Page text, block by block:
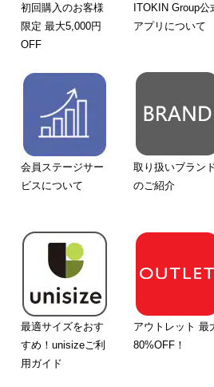
初回購入のお客様
限定 最大5,000円
OFF
ITOKIN Group公
アプリについて
会員ステージサー
ビスについて
取り扱いブラン
のご紹介
最適サイズをおす
すめ！unisizeご利
用ガイド
アウトレット 最
80%OFF！